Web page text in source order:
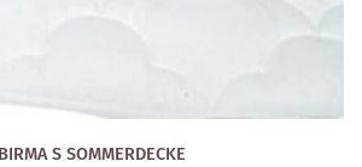
BIRMA S SOMMERDECKE